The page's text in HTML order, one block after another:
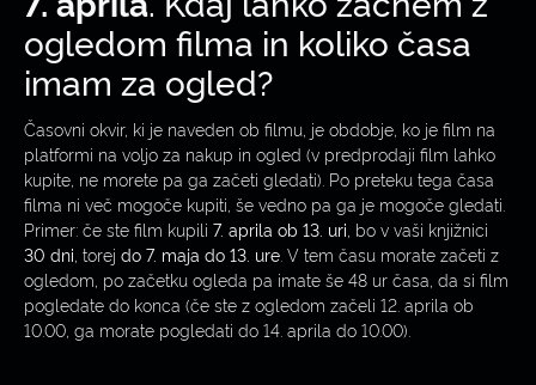
ogledom filma in koliko časa
imam za ogled?
Časovni okvir, ki je naveden ob filmu, je obdobje, ko je film na
platformi na voljo za nakup in ogled (v predprodaji film lahko
kupite, ne morete pa ga začeti gledati). Po preteku tega časa
filma ni več mogoče kupiti, še vedno pa ga je mogoče gledati.
Primer: če ste film kupili 7. aprila ob 13. uri, bo v vaši knjižnici
30 dni, torej do 7. maja do 13. ure . V tem času morate začeti z
ogledom, po začetku ogleda pa imate še 48 ur časa, da si film
pogledate do konca (če ste z ogledom začeli 12. aprila ob
10.00, ga morate pogledati do 14. aprila do 10.00).